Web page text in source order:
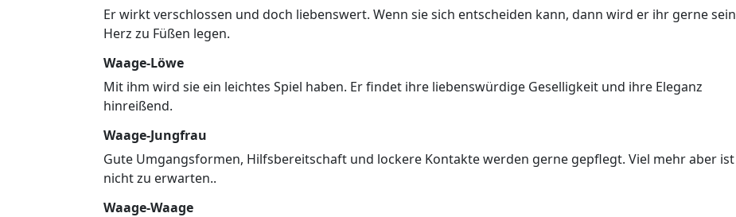
Er wirkt verschlossen und doch liebenswert. Wenn sie sich entscheiden kann, dann wird er ihr gerne sein
Herz zu Füßen legen.
Waage-Löwe
Mit ihm wird sie ein leichtes Spiel haben. Er findet ihre liebenswürdige Geselligkeit und ihre Eleganz
hinreißend.
Waage-Jungfrau
Gute Umgangsformen, Hilfsbereitschaft und lockere Kontakte werden gerne gepflegt. Viel mehr aber ist
nicht zu erwarten..
Waage-Waage